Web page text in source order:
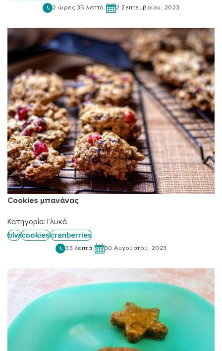
2 ώρες 35 λεπτά. 2 Σεπτεμβρίου, 2023
Cookies μπανάνας
Κατηγορία: Γλυκά
blwcookiescranberries
33 λεπτά. 30 Αυγούστου, 2023